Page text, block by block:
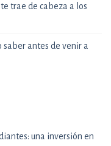
trae de cabeza a los
saber antes de venir a
una inversión en